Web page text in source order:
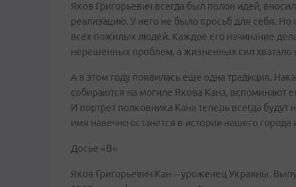
Яков Григорьевич всегда был полон идей,
реализацию. У него не было просьб для себя.
всех пожилых людей. Каждое его начинание
нерешенных проблем, а жизненных сил хватало
А в этом году появилась еще одна традиция.
собираются на могиле Якова Кана, вспоминают
И портрет полковника Кана теперь всегда
имя навечно останется в истории нашего
Досье «В»
Яков Григорьевич Кан – уроженец Украины.